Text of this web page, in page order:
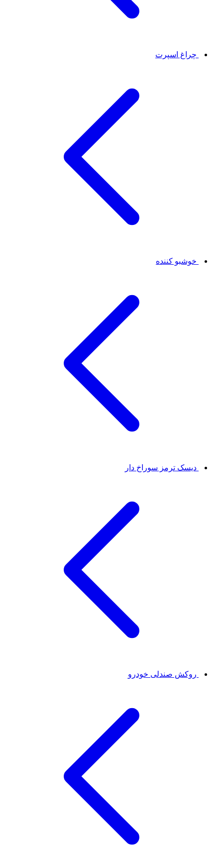
چراغ اسپرت
خوشبو کننده
دیسک ترمز سوراخ دار
روکش صندلی خودرو